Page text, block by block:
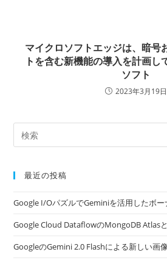
マイクロソフトエッジは、暗号
トを含む新機能の導入を計画し
ソフト
2023年3月19日
最近の投稿
Google I/OパズルでGeminiを活用したボ
Google Cloud DataflowのMongoDB Atlas
GoogleのGemini 2.0 Flashによる新しい画